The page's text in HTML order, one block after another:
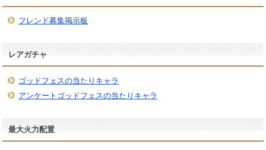
フレンド募集掲示板
レアガチャ
ゴッドフェスの当たりキャラ
アンケートゴッドフェスの当たりキャラ
最大火力配置